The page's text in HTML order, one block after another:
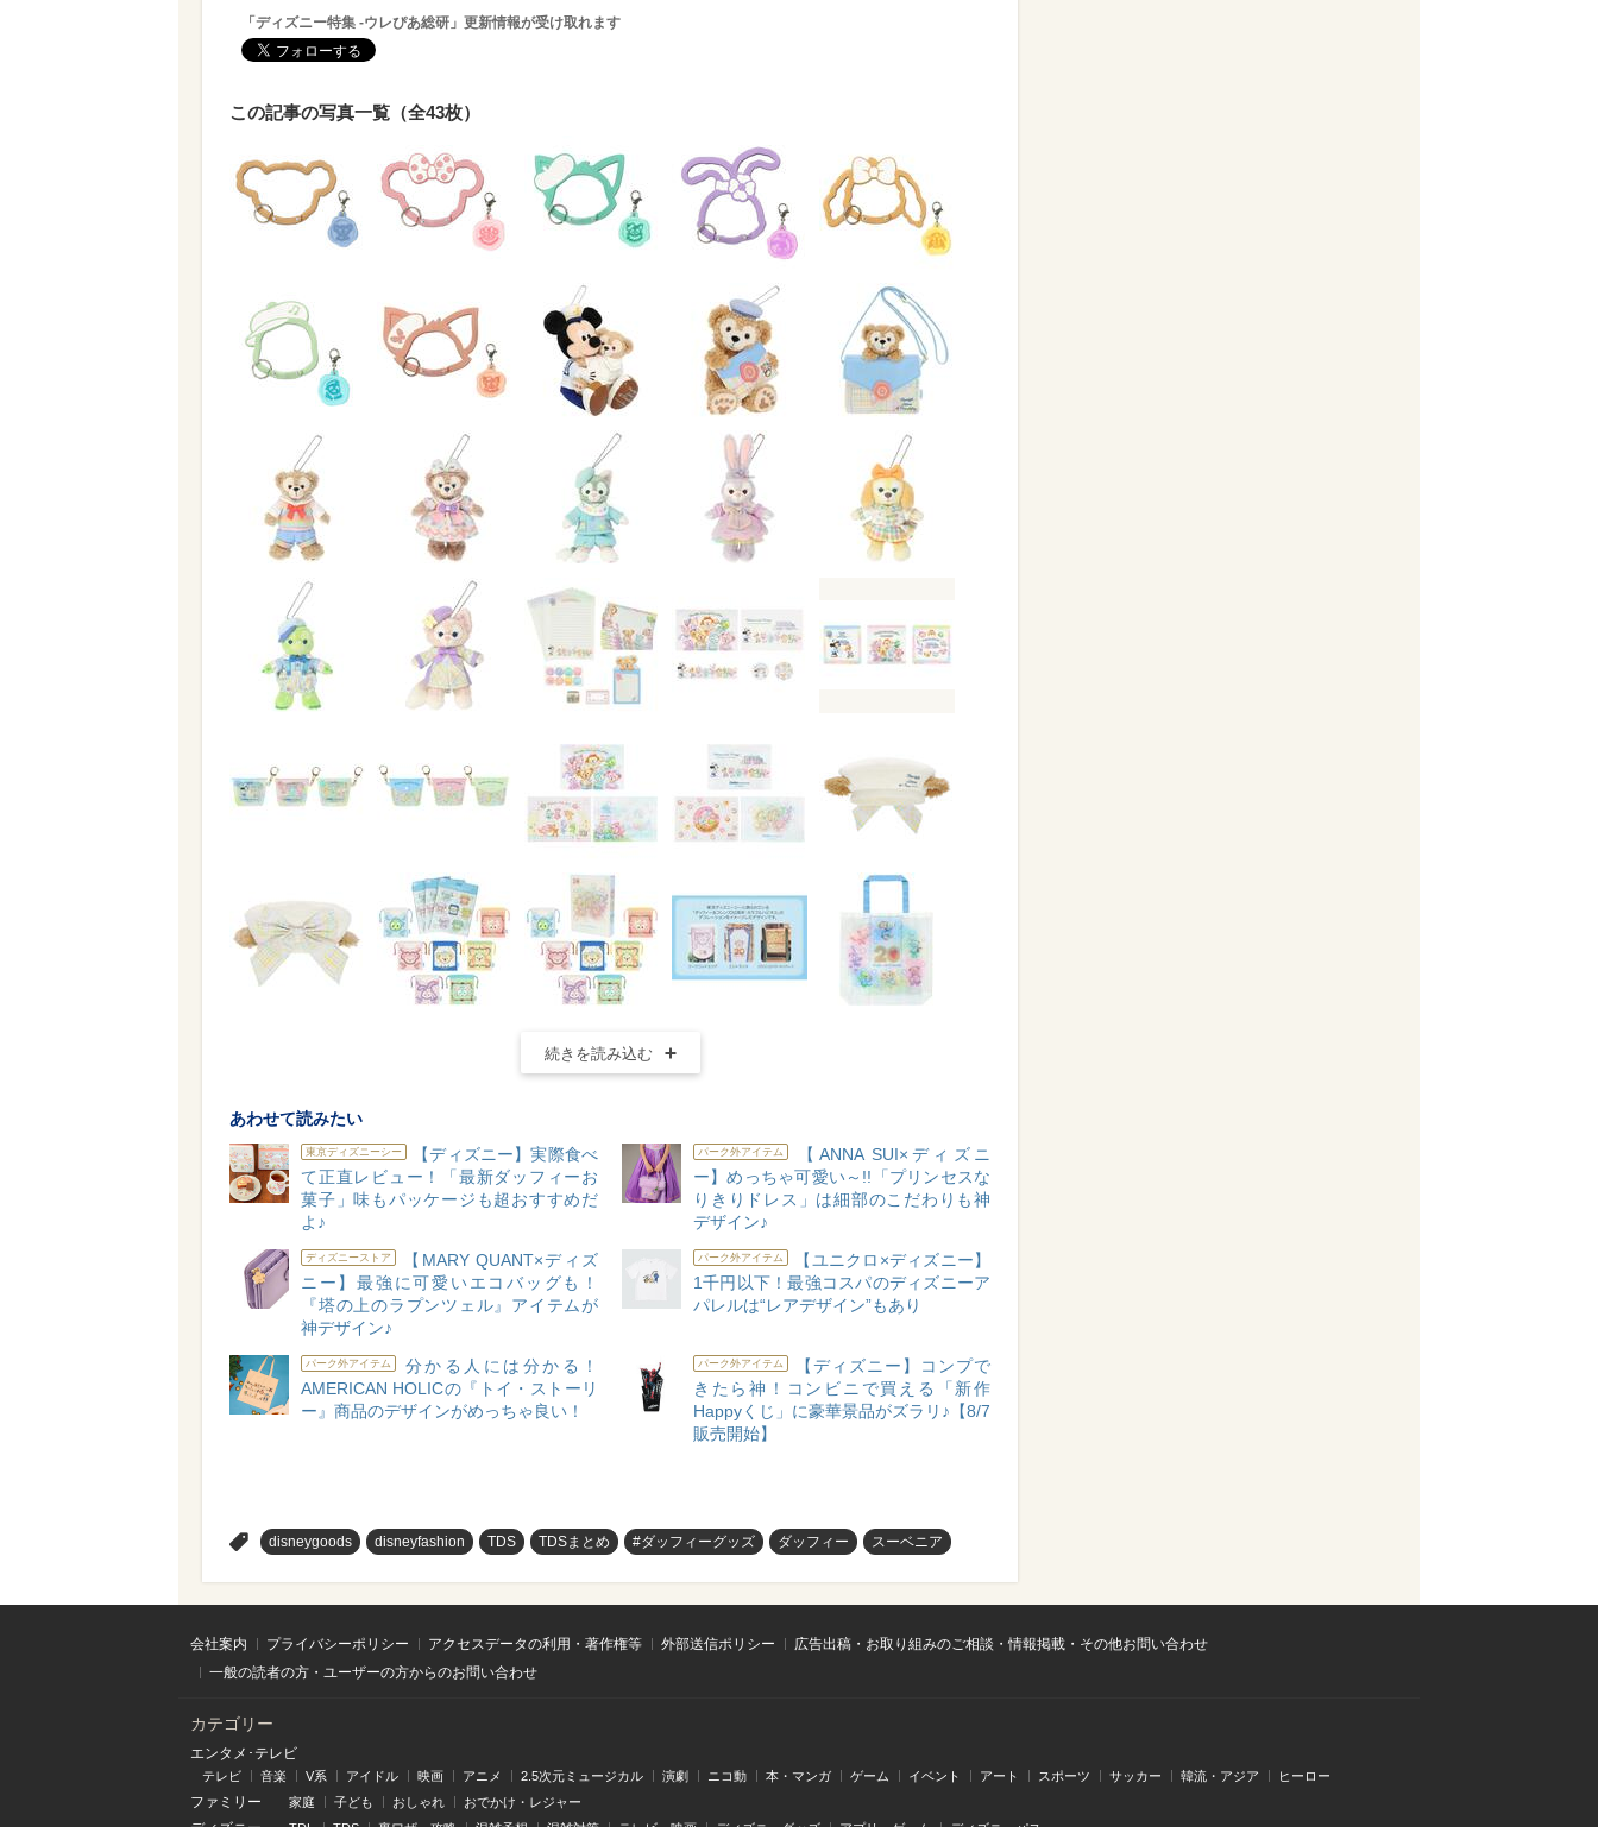
「ディズニー特集 -ウレぴあ総研」更新情報が受け取れます
この記事の写真一覧（全43枚）
続きを読み込む
あわせて読みたい
東京ディズニーシー
【ディズニー】実際食べ
て正直レビュー！「最新ダッフィーお
菓子」味もパッケージも超おすすめだ
よ♪
パーク外アイテム
【ANNA SUI×ディズニ
ー】めっちゃ可愛い～!!「プリンセスな
りきりドレス」は細部のこだわりも神
デザイン♪
ディズニーストア
【MARY QUANT×ディズ
ニー】最強に可愛いエコバッグも！
『塔の上のラプンツェル』アイテムが
神デザイン♪
パーク外アイテム
【ユニクロ×ディズニー】
1千円以下！最強コスパのディズニーア
パレルは“レアデザイン”もあり
パーク外アイテム
分かる人には分かる！
AMERICAN HOLICの『トイ・ストーリ
ー』商品のデザインがめっちゃ良い！
パーク外アイテム
【ディズニー】コンプで
きたら神！コンビニで買える「新作
Happyくじ」に豪華景品がズラリ♪【8/7
販売開始】
disneygoods disneyfashion TDS TDSまとめ #ダッフィーグッズ ダッフィー スーベニア
会社案内 プライバシーポリシー アクセスデータの利用・著作権等 外部送信ポリシー
広告出稿・お取り組みのご相談・情報掲載・その他お問い合わせ
一般の読者の方・ユーザーの方からのお問い合わせ
カテゴリー
エンタメ･テレビ
テレビ 音楽 V系 アイドル 映画 アニメ 2.5次元ミュージカル 演劇 ニコ動 本・マンガ ゲーム イベント アート スポーツ サッカー 韓流・アジア ヒーロー
ファミリー 家庭 子ども おしゃれ おでかけ・レジャー